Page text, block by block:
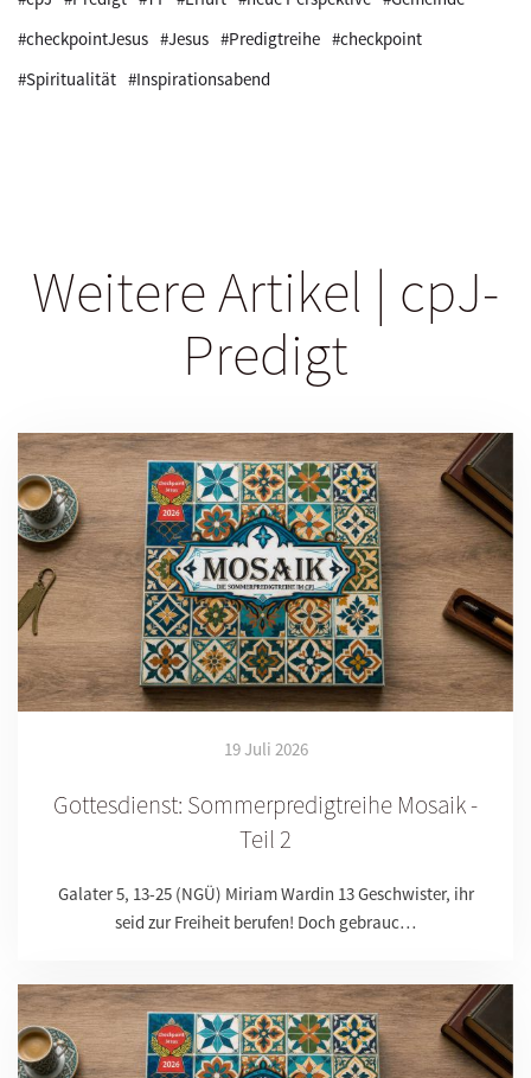
#checkpointJesus #Jesus #Predigtreihe #checkpoint
#Spiritualität #Inspirationsabend
Weitere Artikel | cpJ-
Predigt
19 Juli 2026
Gottesdienst: Sommerpredigtreihe Mosaik -
Teil 2
Galater 5, 13-25 (NGÜ) Miriam Wardin 13 Geschwister, ihr
seid zur Freiheit berufen! Doch gebrauc…